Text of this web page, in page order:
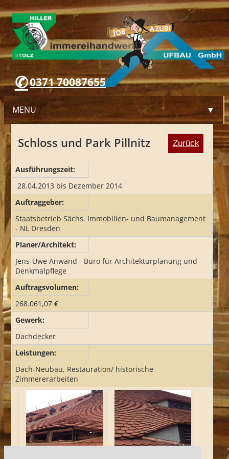
0371 70087655
MENU ▼
WILLKOMMEN
UNTERNEHMEN
LEISTUNGEN
REFERENZEN
JOB UND AZUBI
Zurück
Schloss und Park Pillnitz
Ausführungszeit:
28.04.2013 bis Dezember 2014
Auftraggeber:
Staatsbetrieb Sächs. Immobilien- und Baumanagement
- NL Dresden
Planer/Architekt:
Jens-Uwe Anwand - Büro für Architekturplanung und
Denkmalpflege
Auftragsvolumen:
268.061,07 €
Gewerk:
Dachdecker
Leistungen:
Dach-Neubau, Restauration/ historische
Zimmererarbeiten